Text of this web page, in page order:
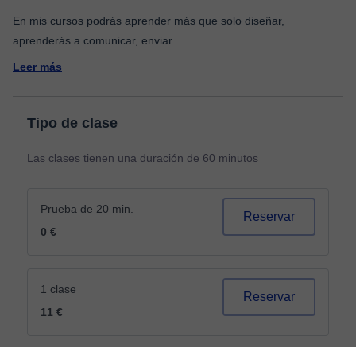
En mis cursos podrás aprender más que solo diseñar,
aprenderás a comunicar, enviar
Leer más
Tipo de clase
Las clases tienen una duración de 60 minutos
Prueba de 20 min.
0 €
Reservar
1 clase
11 €
Reservar